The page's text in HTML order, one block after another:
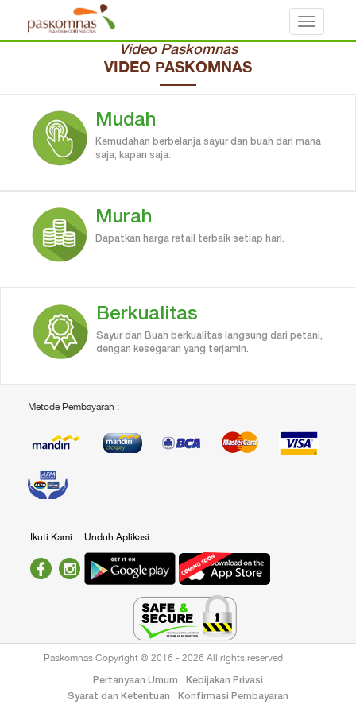
Toggle
Video Paskomnas
VIDEO PASKOMNAS
Mudah
Kemudahan berbelanja sayur dan buah dari mana
saja, kapan saja.
Murah
Dapatkan harga retail terbaik setiap hari.
Berkualitas
Sayur dan Buah berkualitas langsung dari petani,
dengan kesegaran yang terjamin.
Metode Pembayaran :
Ikuti Kami : Unduh Aplikasi :
Paskomnas Copyright @ 2016 - 2026 All rights reserved
Pertanyaan Umum
Kebijakan Privasi
Syarat dan Ketentuan
Konfirmasi Pembayaran